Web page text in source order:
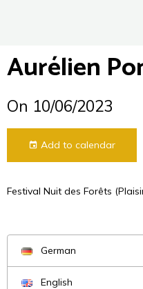
Aurélien
On 10/06/2023
Add to calendar
Festival Nuit des Forêts
German
English